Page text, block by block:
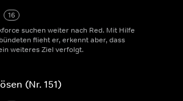
16
suchen weiter nach Red. Mit Hilfe
flieht er, erkennt aber, dass
weiteres Ziel verfolgt.
(Nr. 151)